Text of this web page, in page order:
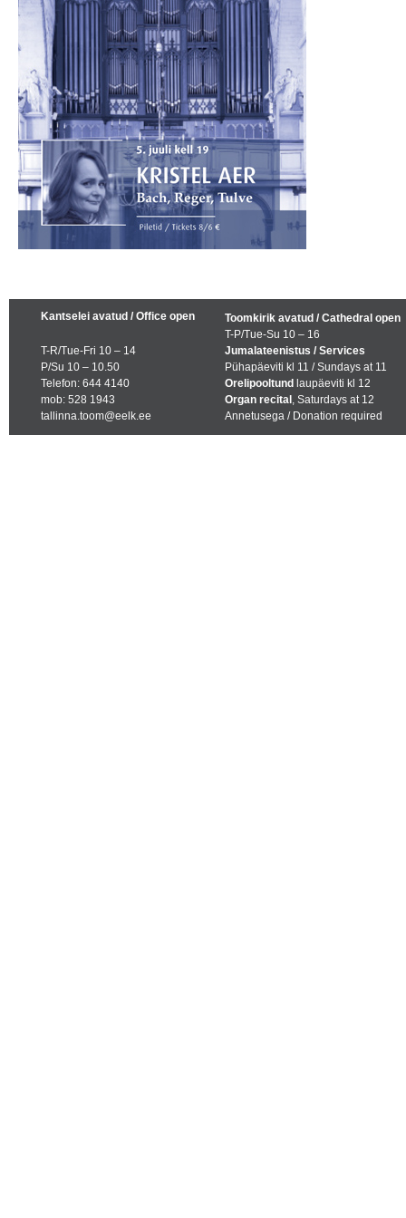
Kantselei avatud / Office open
T-R/Tue-Fri 10 – 14
P/Su 10 – 10.50
Telefon: 644 4140
mob: 528 1943
tallinna.toom@eelk.ee
Toomkirik avatud / Cathedral open
T-P/Tue-Su 10 – 16
Jumalateenistus / Services
Pühapäeviti kl 11 / Sundays at 11
Orelipooltund laupäeviti kl 12
Organ recital , Saturdays at 12
Annetusega / Donation required